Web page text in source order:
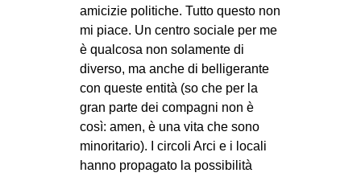
amicizie politiche. Tutto questo non
mi piace. Un centro sociale per me
è qualcosa non solamente di
diverso, ma anche di belligerante
con queste entità (so che per la
gran parte dei compagni non è
così: amen, è una vita che sono
minoritario). I circoli Arci e i locali
hanno propagato la possibilità